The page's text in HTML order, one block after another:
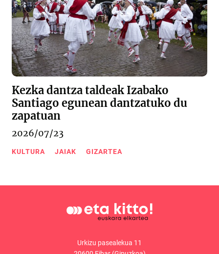
Kezka dantza taldeak Izabako
Santiago egunean dantzatuko du
zapatuan
2026/07/23
KULTURA JAIAK GIZARTEA
Urkizu pasealekua 11